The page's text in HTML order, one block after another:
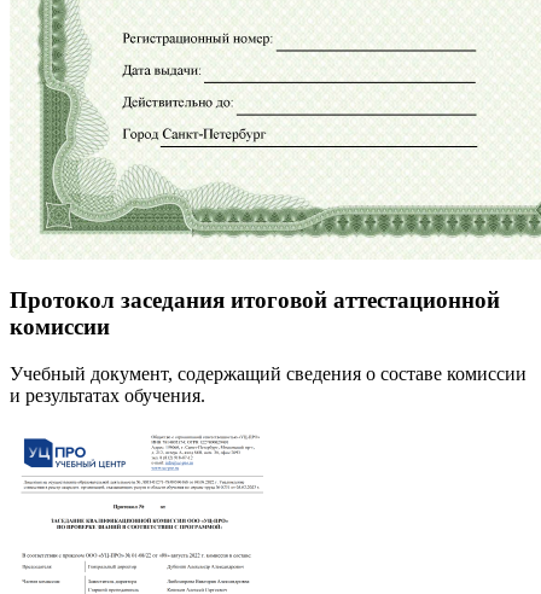
Протокол заседания итоговой аттестационной
комиссии
Учебный документ, содержащий сведения о составе комиссии
и результатах обучения.